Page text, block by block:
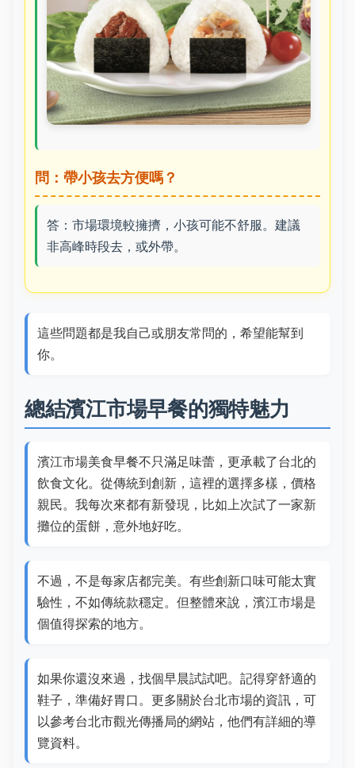
問：帶小孩去方便嗎？
答：市場環境較擁擠，小孩可能不舒服。建議
非高峰時段去，或外帶。
這些問題都是我自己或朋友常問的，希望能幫到
你。
總結濱江市場早餐的獨特魅力
濱江市場美食早餐不只滿足味蕾，更承載了台北的
飲食文化。從傳統到創新，這裡的選擇多樣，價格
親民。我每次來都有新發現，比如上次試了一家新
攤位的蛋餅，意外地好吃。
不過，不是每家店都完美。有些創新口味可能太實
驗性，不如傳統款穩定。但整體來說，濱江市場是
個值得探索的地方。
如果你還沒來過，找個早晨試試吧。記得穿舒適的
鞋子，準備好胃口。更多關於台北市場的資訊，可
以參考台北市觀光傳播局的網站，他們有詳細的導
覽資料。